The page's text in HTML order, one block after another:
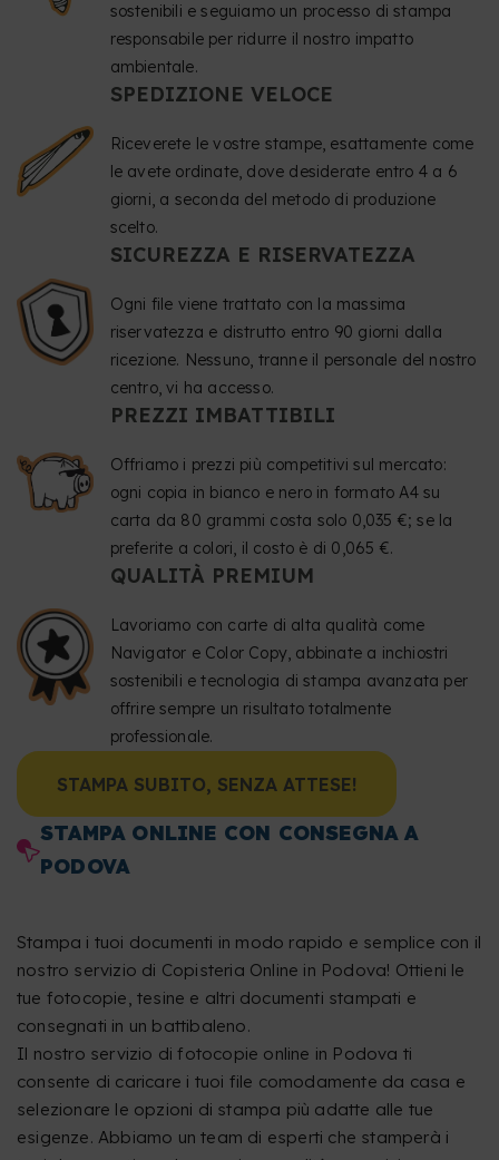
sostenibili e seguiamo un processo di stampa
responsabile per ridurre il nostro impatto
ambientale.
SPEDIZIONE VELOCE
Riceverete le vostre stampe, esattamente come
le avete ordinate, dove desiderate entro 4 a 6
giorni, a seconda del metodo di produzione
scelto.
SICUREZZA E RISERVATEZZA
Ogni file viene trattato con la massima
riservatezza e distrutto entro 90 giorni dalla
ricezione. Nessuno, tranne il personale del nostro
centro, vi ha accesso.
PREZZI IMBATTIBILI
Offriamo i prezzi più competitivi sul mercato:
ogni copia in bianco e nero in formato A4 su
carta da 80 grammi costa solo 0,035 €; se la
preferite a colori, il costo è di 0,065 €.
QUALITÀ PREMIUM
Lavoriamo con carte di alta qualità come
Navigator e Color Copy, abbinate a inchiostri
sostenibili e tecnologia di stampa avanzata per
offrire sempre un risultato totalmente
professionale.
STAMPA SUBITO, SENZA ATTESE!
STAMPA ONLINE CON CONSEGNA A
PODOVA
Stampa i tuoi documenti in modo rapido e semplice con il
nostro servizio di Copisteria Online in Podova! Ottieni le
tue fotocopie, tesine e altri documenti stampati e
consegnati in un battibaleno.
Il nostro servizio di fotocopie online in Podova ti
consente di caricare i tuoi file comodamente da casa e
selezionare le opzioni di stampa più adatte alle tue
esigenze. Abbiamo un team di esperti che stamperà i